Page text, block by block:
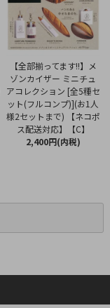
【全部揃ってます!!】メ
ゾンカイザー ミニチュ
アコレクション [全5種セ
ット(フルコンプ)](お1人
様2セットまで) 【ネコポ
ス配送対応】【C】
2,400円(内税)